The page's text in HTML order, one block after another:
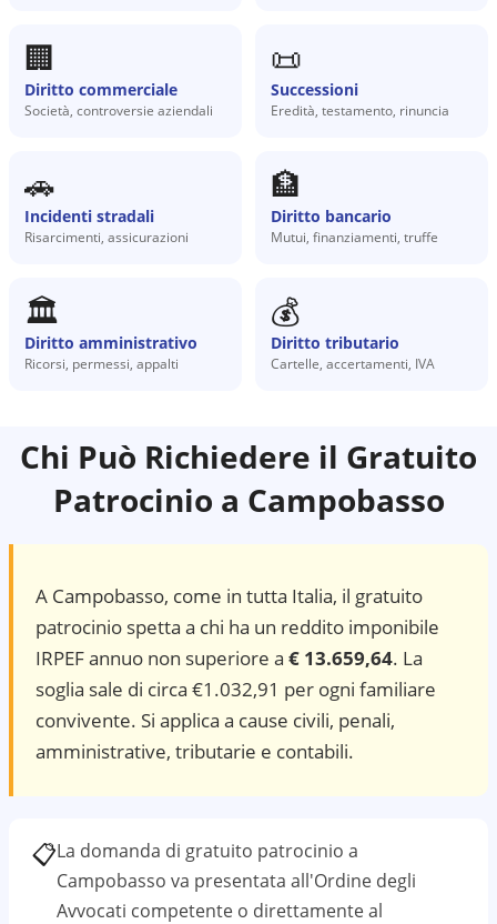
🏢
Diritto commerciale
Società, controversie aziendali
📜
Successioni
Eredità, testamento, rinuncia
🚗
Incidenti stradali
Risarcimenti, assicurazioni
🏦
Diritto bancario
Mutui, finanziamenti, truffe
🏛️
Diritto amministrativo
Ricorsi, permessi, appalti
💰
Diritto tributario
Cartelle, accertamenti, IVA
Chi Può Richiedere il Gratuito
Patrocinio a Campobasso
A Campobasso, come in tutta Italia, il gratuito
patrocinio spetta a chi ha un reddito imponibile
IRPEF annuo non superiore a € 13.659,64. La
soglia sale di circa €1.032,91 per ogni familiare
convivente. Si applica a cause civili, penali,
amministrative, tributarie e contabili.
📋La domanda di gratuito patrocinio a
Campobasso va presentata all'Ordine degli
Avvocati competente o direttamente al